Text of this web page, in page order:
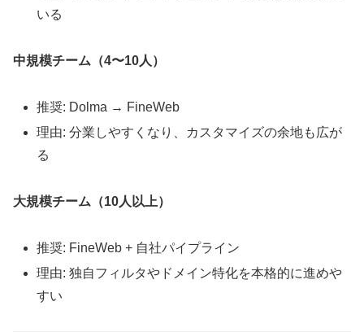
いる
中規模チーム（4〜10人）
推奨: Dolma → FineWeb
理由: 分業しやすくなり、カスタマイズの余地も広が
る
大規模チーム（10人以上）
推奨: FineWeb + 自社パイプライン
理由: 独自フィルタやドメイン特化を本格的に進めや
すい